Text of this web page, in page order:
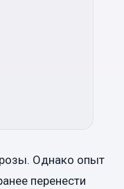
Однако опыт
перенести